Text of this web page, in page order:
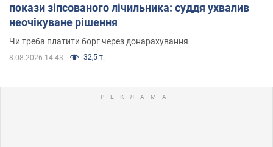
покази зіпсованого лічильника: суддя ухвалив
неочікуване рішення
Чи треба платити борг через донарахування
8.08.2026 14:43 32,5 т.